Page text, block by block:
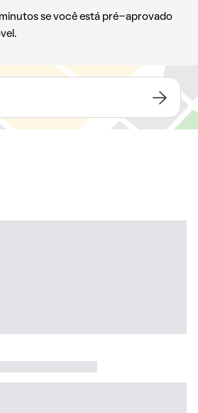
se você está pré-aprovado